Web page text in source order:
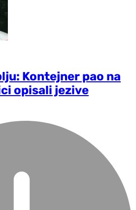
Kontejner pao na
opisali jezive